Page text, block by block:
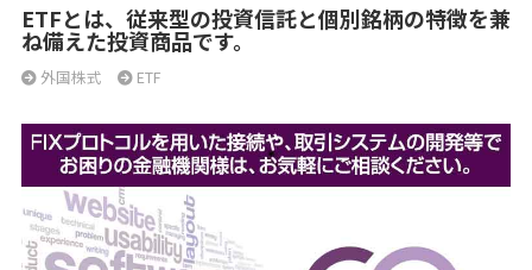
ETFとは、従来型の投資信託と個別銘柄の特徴を兼
ね備えた投資商品です。
外国株式 ETF